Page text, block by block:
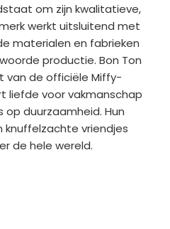
om zijn kwalitatieve,
werkt uitsluitend met
materialen en fabrieken
productie. Bon Ton
van de officiële Miffy-
liefde voor vakmanschap
duurzaamheid. Hun
knuffelzachte vriendjes
de hele wereld.